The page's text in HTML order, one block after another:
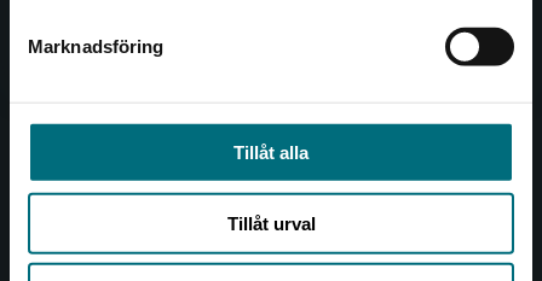
Marknadsföring
Tillåt alla
Tillåt urval
Köpvillkor
Allmänna länkar
Om oss